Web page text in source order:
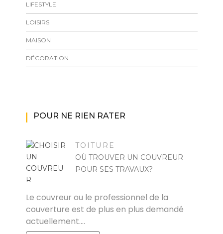
LIFESTYLE
LOISIRS
MAISON
DÉCORATION
POUR NE RIEN RATER
TOITURE
OÙ TROUVER UN COUVREUR
POUR SES TRAVAUX?
Le couvreur ou le professionnel de la
couverture est de plus en plus demandé
actuellement.…